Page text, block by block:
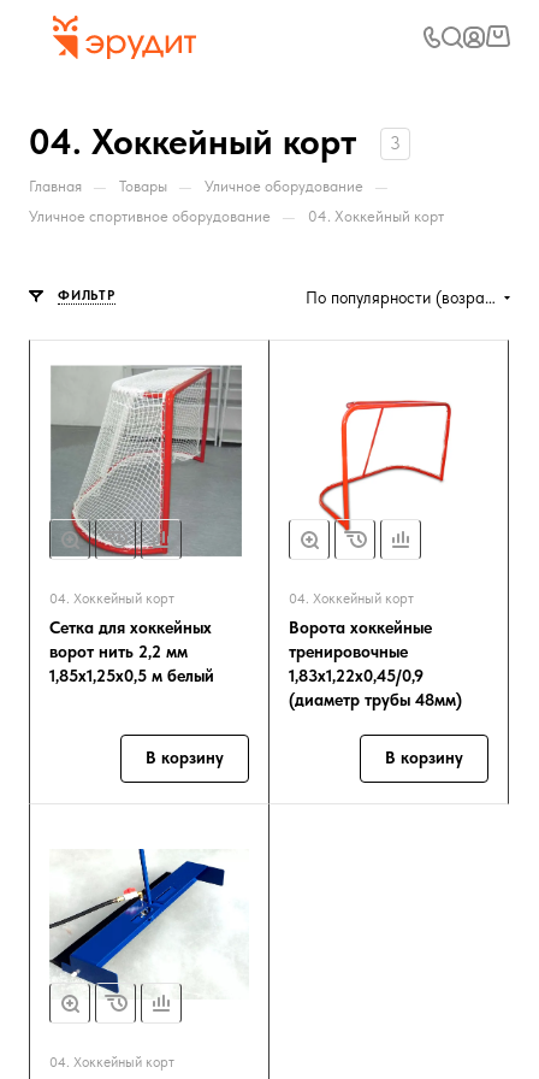
04. Хоккейный корт 3
Главная — Товары — Уличное оборудование —
Уличное спортивное оборудование — 04. Хоккейный корт
ФИЛЬТР По популярности (возрастание)
04. Хоккейный корт
Сетка для хоккейных
ворот нить 2,2 мм
1,85х1,25х0,5 м белый
В корзину
04. Хоккейный корт
Ворота хоккейные
тренировочные
1,83х1,22х0,45/0,9
(диаметр трубы 48мм)
В корзину
04. Хоккейный корт